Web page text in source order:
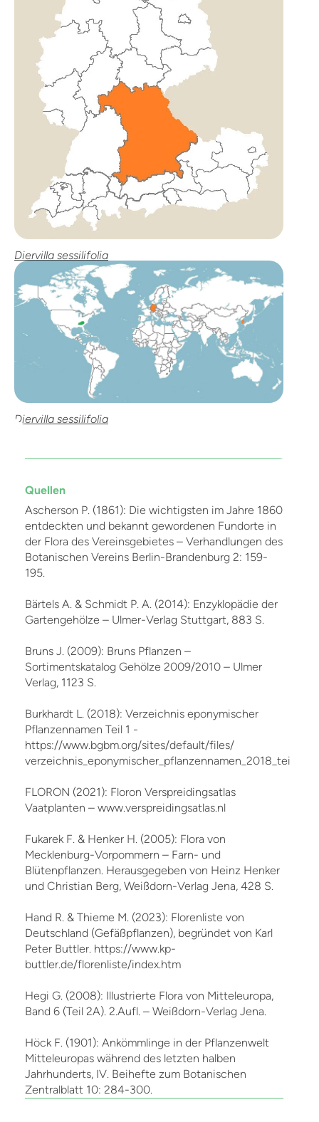
Diervilla sessilifolia
Diervilla sessilifolia
Quellen
Ascherson P. (1861): Die wichtigsten im Jahre 1860
entdeckten und bekannt gewordenen Fundorte in
der Flora des Vereinsgebietes – Verhandlungen des
Botanischen Vereins Berlin-Brandenburg 2: 159-
195.
Bärtels A. & Schmidt P. A. (2014): Enzyklopädie der
Gartengehölze – Ulmer-Verlag Stuttgart, 883 S.
Bruns J. (2009): Bruns Pflanzen –
Sortimentskatalog Gehölze 2009/2010 – Ulmer
Verlag, 1123 S.
Burkhardt L. (2018): Verzeichnis eponymischer
Pflanzennamen Teil 1 -
https://www.bgbm.org/sites/default/files/
FLORON (2021): Floron Verspreidingsatlas
Vaatplanten – www.verspreidingsatlas.nl
Fukarek F. & Henker H. (2005): Flora von
Mecklenburg-Vorpommern – Farn- und
Blütenpflanzen. Herausgegeben von Heinz Henker
und Christian Berg, Weißdorn-Verlag Jena, 428 S.
Hand R. & Thieme M. (2023): Florenliste von
Deutschland (Gefäßpflanzen), begründet von Karl
Peter Buttler. https://www.kp-
buttler.de/florenliste/index.htm
Hegi G. (2008): Illustrierte Flora von Mitteleuropa,
Band 6 (Teil 2A). 2.Aufl. – Weißdorn-Verlag Jena.
Höck F. (1901): Ankömmlinge in der Pflanzenwelt
Mitteleuropas während des letzten halben
Jahrhunderts, IV. Beihefte zum Botanischen
Zentralblatt 10: 284-300.